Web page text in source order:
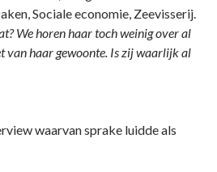
Sociale economie, Zeevisserij.
We horen haar toch weinig over al
van haar gewoonte. Is zij waarlijk al
waarvan sprake luidde als